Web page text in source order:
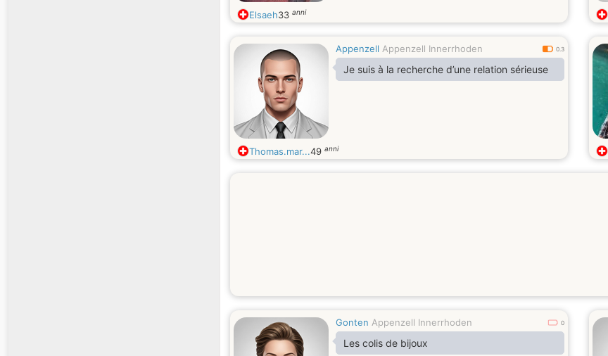
Elsaeh33 anni
Appenzell Appenzell Innerrhoden 0.3
Je suis à la recherche d’une relation sérieuse
Thomas.mar...49 anni
Gonten Appenzell Innerrhoden 0
Les colis de bijoux